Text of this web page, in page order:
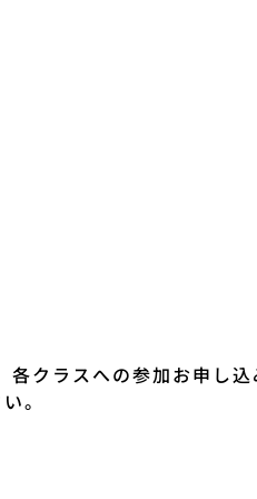
クラスへの参加お申し込
。